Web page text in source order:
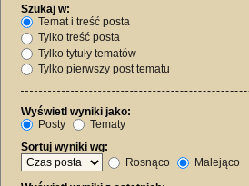
Szukaj w:
Temat i treść posta
Tylko treść posta
Tylko tytuły tematów
Tylko pierwszy post tematu
Wyświetl wyniki jako:
Posty
Tematy
Sortuj wyniki wg:
Rosnąco
Malejąco